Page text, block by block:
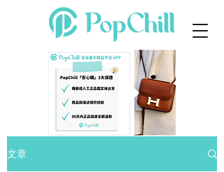
文章